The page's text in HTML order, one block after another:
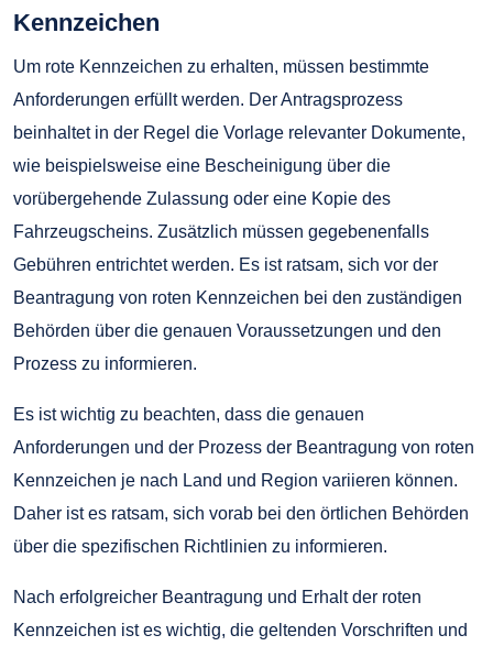
Kennzeichen
Um rote Kennzeichen zu erhalten, müssen bestimmte
Anforderungen erfüllt werden. Der Antragsprozess
beinhaltet in der Regel die Vorlage relevanter Dokumente,
wie beispielsweise eine Bescheinigung über die
vorübergehende Zulassung oder eine Kopie des
Fahrzeugscheins. Zusätzlich müssen gegebenenfalls
Gebühren entrichtet werden. Es ist ratsam, sich vor der
Beantragung von roten Kennzeichen bei den zuständigen
Behörden über die genauen Voraussetzungen und den
Prozess zu informieren.
Es ist wichtig zu beachten, dass die genauen
Anforderungen und der Prozess der Beantragung von roten
Kennzeichen je nach Land und Region variieren können.
Daher ist es ratsam, sich vorab bei den örtlichen Behörden
über die spezifischen Richtlinien zu informieren.
Nach erfolgreicher Beantragung und Erhalt der roten
Kennzeichen ist es wichtig, die geltenden Vorschriften und